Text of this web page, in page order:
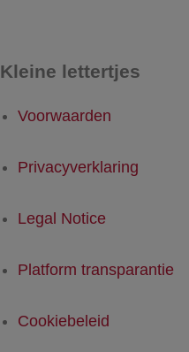
Kleine lettertjes
Voorwaarden
Privacyverklaring
Legal Notice
Platform transparantie
Cookiebeleid